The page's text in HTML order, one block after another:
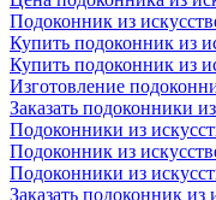
Подоконник из
Купить подоконник из
Купить подоконник из
Изготовление
Заказать подоконники
Подоконники из
Подоконник из
Подоконники из
Заказать подоконник из